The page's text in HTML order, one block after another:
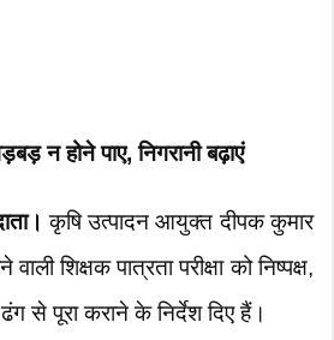
न होने पाए, निगरानी बढ़ाएं
कृषि उत्पादन आयुक्त दीपक कुमार
शिक्षक पात्रता परीक्षा को निष्पक्ष,
से पूरा कराने के निर्देश दिए हैं।